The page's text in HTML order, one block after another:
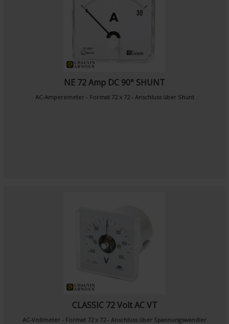
NE 72 Amp DC 90° SHUNT
AC-Amperemeter - Format 72 x 72 - Anschluss über Shunt
CLASSIC 72 Volt AC VT
AC-Voltmeter - Format 72 x 72 - Anschluss über Spannungswandler